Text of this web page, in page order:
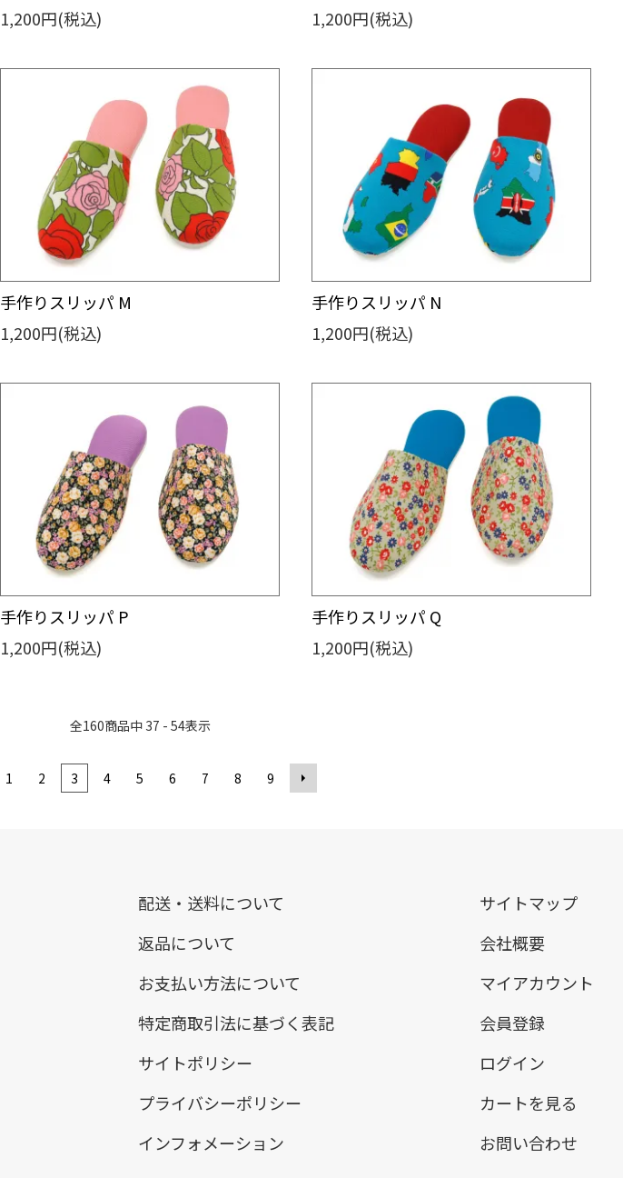
1,200円(税込)
1,200円(税込)
手作りスリッパ M
1,200円(税込)
手作りスリッパ N
1,200円(税込)
手作りスリッパ P
1,200円(税込)
手作りスリッパ Q
1,200円(税込)
全160商品中 37 - 54表示
1 2 3 4 5 6 7 8 9
配送・送料について
返品について
お支払い方法について
特定商取引法に基づく表記
サイトポリシー
プライバシーポリシー
インフォメーション
サイトマップ
会社概要
マイアカウント
会員登録
ログイン
カートを見る
お問い合わせ